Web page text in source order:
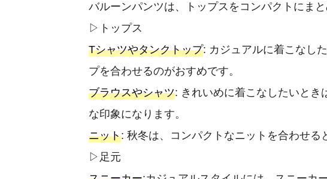
バルーンパンツは、トップスをコンパクトにま
▷トップス
Tシャツやタンクトップ: カジュアルに着こなし
プを合わせるのがおすめです。
ブラウスやシャツ: きれいめに着こなしたいとき
な印象になります。
ニット: 秋冬は、コンパクトなニットを合わせる
▷足元